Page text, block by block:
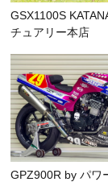
GSX1100S
チュアリー本店
GPZ900R by パワ